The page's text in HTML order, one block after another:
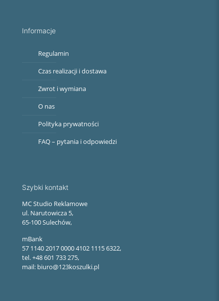
Informacje
Regulamin
Czas realizacji i dostawa
Zwrot i wymiana
O nas
Polityka prywatności
FAQ – pytania i odpowiedzi
Szybki kontakt
MC Studio Reklamowe
ul. Narutowicza 5,
65-100 Sulechów,
mBank
57 1140 2017 0000 4102 1115 6322,
tel. +48 601 733 275,
mail: biuro@123koszulki.pl